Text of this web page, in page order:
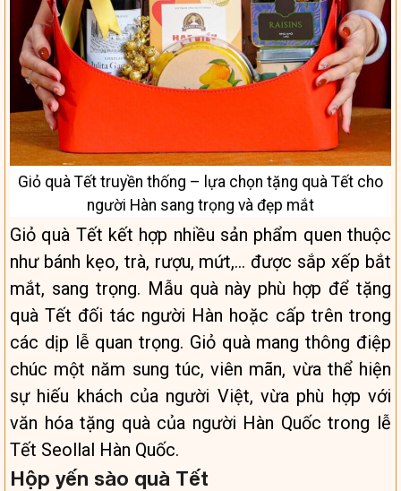
Giỏ quà Tết truyền thống – lựa chọn tặng quà Tết cho
người Hàn sang trọng và đẹp mắt
Giỏ quà Tết kết hợp nhiều sản phẩm quen thuộc
như bánh kẹo, trà, rượu, mứt,… được sắp xếp bắt
mắt, sang trọng. Mẫu quà này phù hợp để tặng
quà Tết đối tác người Hàn hoặc cấp trên trong
các dịp lễ quan trọng. Giỏ quà mang thông điệp
chúc một năm sung túc, viên mãn, vừa thể hiện
sự hiếu khách của người Việt, vừa phù hợp với
văn hóa tặng quà của người Hàn Quốc trong lễ
Tết Seollal Hàn Quốc.
Hộp yến sào quà Tết